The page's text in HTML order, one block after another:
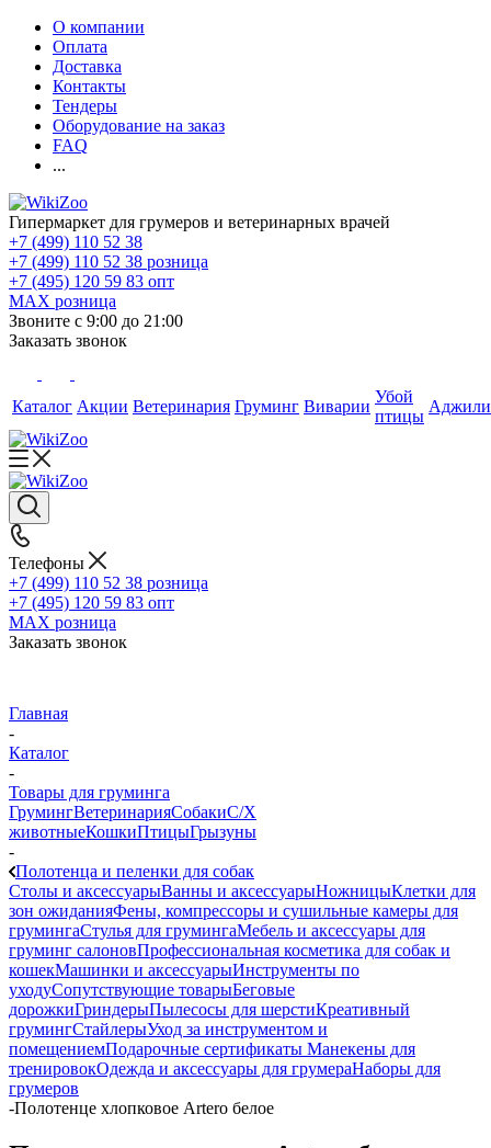
О компании
Оплата
Доставка
Контакты
Тендеры
Оборудование на заказ
FAQ
...
Гипермаркет для грумеров и ветеринарных врачей
+7 (499) 110 52 38
+7 (499) 110 52 38 розница
+7 (495) 120 59 83 опт
MAX розница
Звоните с 9:00 до 21:00
Заказать звонок
Каталог Акции Ветеринария Груминг Виварии
Убой
птицы
Телефоны
+7 (499) 110 52 38 розница
+7 (495) 120 59 83 опт
MAX розница
Заказать звонок
Главная
-
Каталог
-
Товары для груминга
ГрумингВетеринарияСобакиС/Х
животныеКошкиПтицыГрызуны
-
Полотенца и пеленки для собак
Столы и аксессуарыВанны и аксессуарыНожницыКлетки для
зон ожиданияФены, компрессоры и сушильные камеры для
грумингаСтулья для грумингаМебель и аксессуары для
груминг салоновПрофессиональная косметика для собак и
кошекМашинки и аксессуарыИнструменты по
уходуСопутствующие товарыБеговые
дорожкиГриндерыПылесосы для шерстиКреативный
грумингСтайлерыУход за инструментом и
помещениемПодарочные сертификаты Манекены для
тренировокОдежда и аксессуары для грумераНаборы для
грумеров
-Полотенце хлопковое Artero белое